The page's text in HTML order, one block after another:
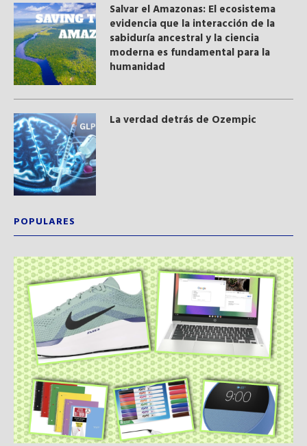
Salvar el Amazonas: El ecosistema
evidencia que la interacción de la
sabiduría ancestral y ​la ciencia
moderna​ es fundamental para la
humanidad
La verdad detrás de Ozempic
POPULARES